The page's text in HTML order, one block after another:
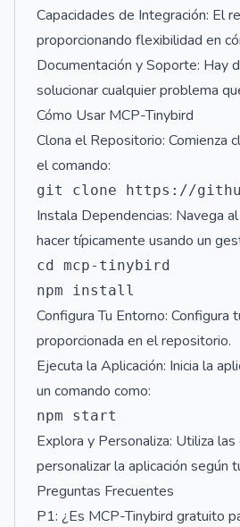
Capacidades de Integración: El
proporcionando flexibilidad en
Documentación y Soporte: Hay
solucionar cualquier problema
Cómo Usar MCP-Tinybird
Clona el Repositorio: Comienza
el comando:
Instala Dependencias: Navega
hacer típicamente usando un
cd mcp-tinybird
Configura Tu Entorno:
proporcionada en el repositorio.
Ejecuta la Aplicación: Inicia la
un comando como:
Explora y Personaliza: Utiliza
personalizar la aplicación según
Preguntas Frecuentes
P1: ¿Es MCP-Tinybird gratuito